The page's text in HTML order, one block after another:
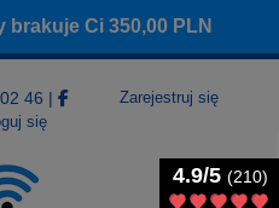
brakuje Ci350,00 PLN
46 |
Zarejestruj się
się
4.9/5 (210)
4.9/5 (210)